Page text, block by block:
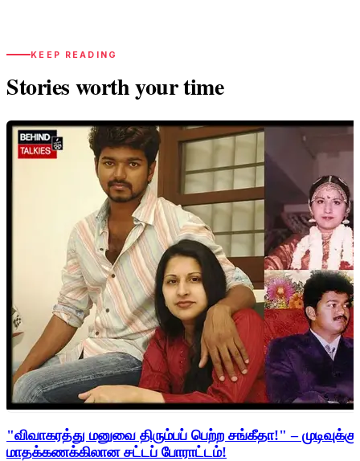
KEEP READING
Stories worth your time
"விவாகரத்து மனுவை திரும்பப் பெற்ற சங்கீதா!" –
மாதக்கணக்கிலான சட்டப் போராட்டம்!